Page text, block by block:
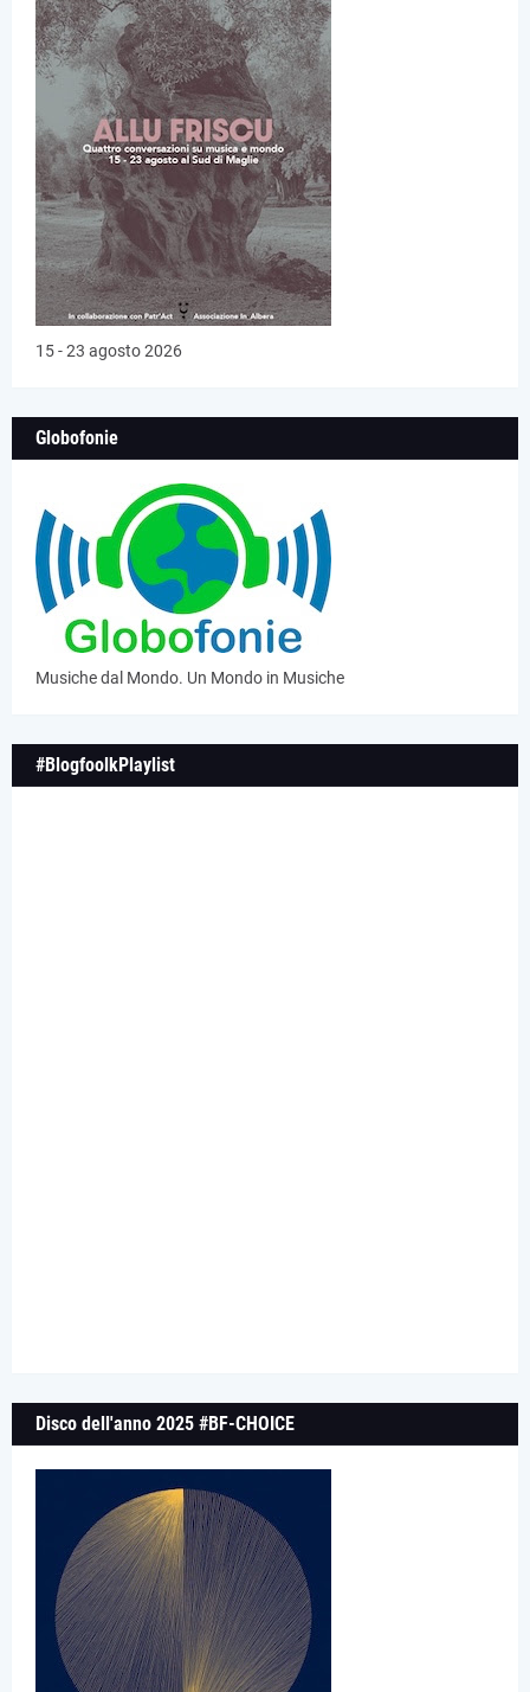
15 - 23 agosto 2026
Globofonie
Musiche dal Mondo. Un Mondo in Musiche
#BlogfoolkPlaylist
Disco dell'anno 2025 #BF-CHOICE